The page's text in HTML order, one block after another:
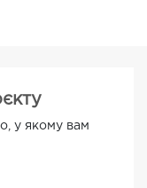
у якому вам